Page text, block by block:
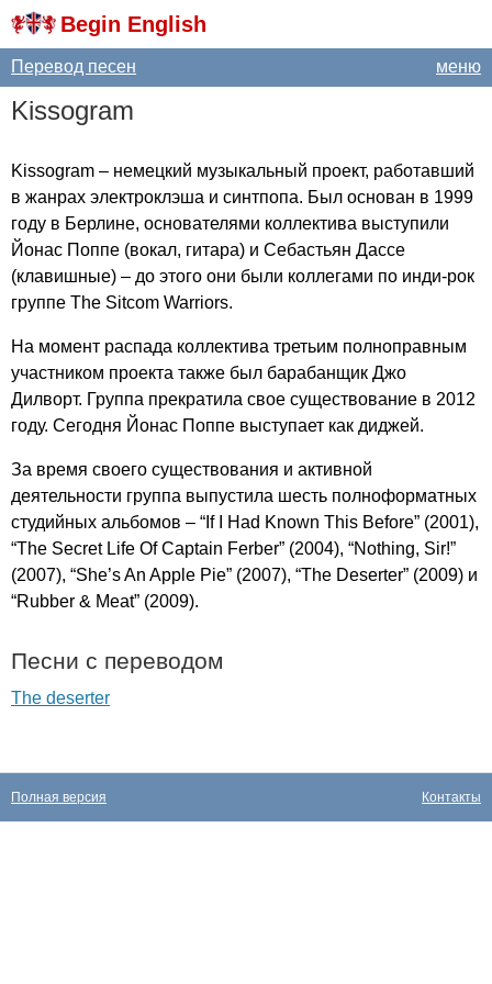
Begin English
меню
Перевод песен
Kissogram
Kissogram – немецкий музыкальный проект, работавший
в жанрах электроклэша и синтпопа. Был основан в 1999
году в Берлине, основателями коллектива выступили
Йонас Поппе (вокал, гитара) и Себастьян Дассе
(клавишные) – до этого они были коллегами по инди-рок
группе The Sitcom Warriors.
На момент распада коллектива третьим полноправным
участником проекта также был барабанщик Джо
Дилворт. Группа прекратила свое существование в 2012
году. Сегодня Йонас Поппе выступает как диджей.
За время своего существования и активной
деятельности группа выпустила шесть полноформатных
студийных альбомов – “ If Had Known This Before” (2001),
“The Secret Life Of Captain Ferber” (2004), “Nothing, Sir!”
(2007), “She’sAn Apple Pie” (2007), “The Deserter” (2009) и
“Rubber & Meat” (2009).
Песни с переводом
The deserter
Контакты
Полная версия